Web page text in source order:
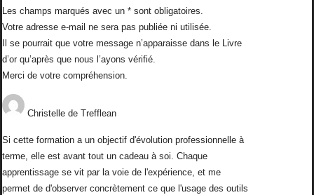
Les champs marqués avec un * sont obligatoires.
Votre adresse e-mail ne sera pas publiée ni utilisée.
Il se pourrait que votre message n’apparaisse dans le Livre
d’or qu’après que nous l’ayons vérifié.
Merci de votre compréhension.
Christelle de Trefflean
Si cette formation a un objectif d'évolution professionnelle à
terme, elle est avant tout un cadeau à soi. Chaque
apprentissage se vit par la voie de l'expérience, et me
permet de d'observer concrètement ce que l'usage des outils